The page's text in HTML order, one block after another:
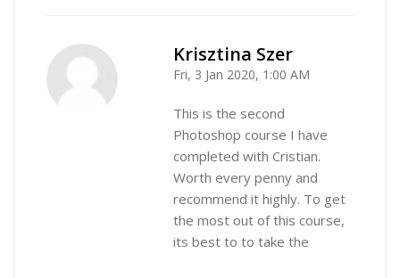
Krisztina Szer
Fri, 3 Jan 2020, 1:00 AM
This is the second
Photoshop course I have
completed with Cristian.
Worth every penny and
recommend it highly. To get
the most out of this course,
its best to to take the